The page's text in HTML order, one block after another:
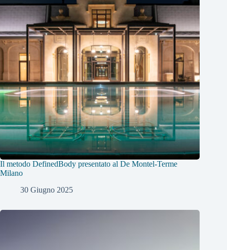
Il metodo DefinedBody presentato al De Montel-Terme
Milano
30 Giugno 2025